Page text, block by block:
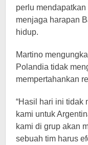
perlu
menjaga harapan
hidup.
Martino
Polandia tidak
mempertahankan
“Hasil hari ini tidak
kami untuk
kami di grup akan
sebuah tim harus